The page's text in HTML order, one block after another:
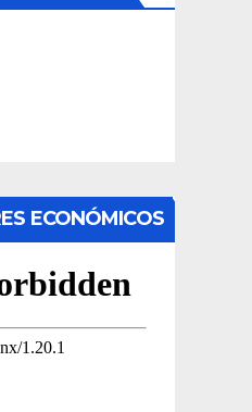
ECONÓMICOS